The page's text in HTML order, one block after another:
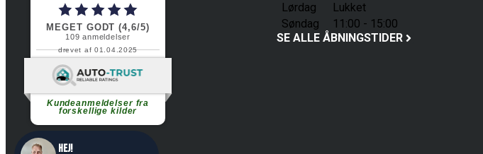
MEGET GODT (4,6/5)
109anmeldelser
drevet af 01.04.2025
Kundeanmeldelser fra
forskellige kilder
Fortsæt med at læse
Lørdag
Lukket
Søndag
11:00 - 15:00
SE ALLE ÅBNINGSTIDER